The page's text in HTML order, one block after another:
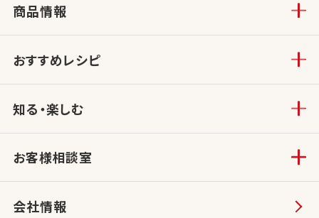
商品情報
おすすめレシピ
知る・楽しむ
お客様相談室
会社情報